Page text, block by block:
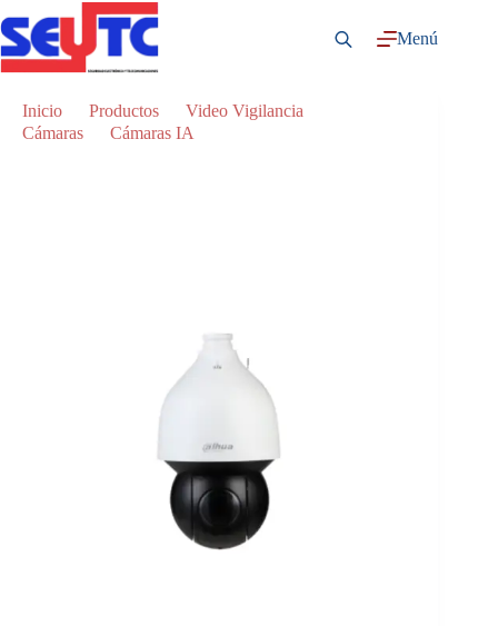
al
contenido
Menú
Inicio Productos
Video Vigilancia
Cámaras
Cámaras IA